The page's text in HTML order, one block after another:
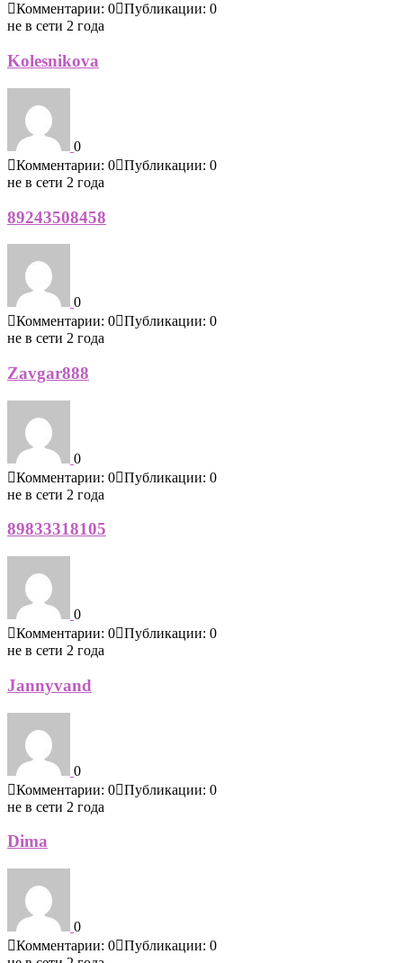
Комментарии: 0 Публикации: 0
не в сети 2 года
Kolesnikova
0
Комментарии: 0 Публикации: 0
не в сети 2 года
89243508458
0
Комментарии: 0 Публикации: 0
не в сети 2 года
Zavgar888
0
Комментарии: 0 Публикации: 0
не в сети 2 года
89833318105
0
Комментарии: 0 Публикации: 0
не в сети 2 года
Jannyvand
0
Комментарии: 0 Публикации: 0
не в сети 2 года
Dima
0
Комментарии: 0 Публикации: 0